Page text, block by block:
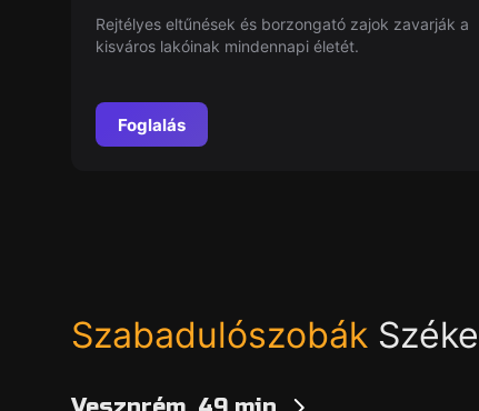
Rejtélyes eltűnések és borzongató zajok zavarják a
kisváros lakóinak mindennapi életét.
Foglalás
Szabadulószobák